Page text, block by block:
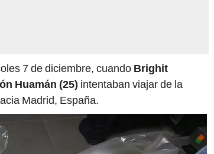
7 de diciembre, cuando Brighit
Huamán (25) intentaban viajar de la
Madrid, España.